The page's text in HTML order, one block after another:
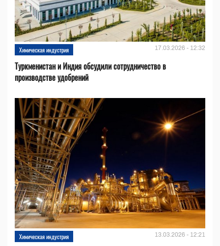
Химическая индустрия 17.03.2026 - 12:32
Туркменистан и Индия обсудили сотрудничество в
производстве удобрений
Химическая индустрия 13.03.2026 - 12:21